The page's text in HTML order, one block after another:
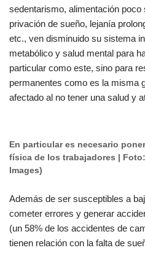
sedentarismo, alimentación
privación de sueño, lejanía
etc., ven disminuido su sistema
metabólico y salud mental para
particular como este, sino para
permanentes como es la misma
afectado al no tener una salud y
En particular es necesario
física de los trabajadores |
Images)
Además de ser susceptibles a
cometer errores y generar
(un 58% de los accidentes de
tienen relación con la falta de